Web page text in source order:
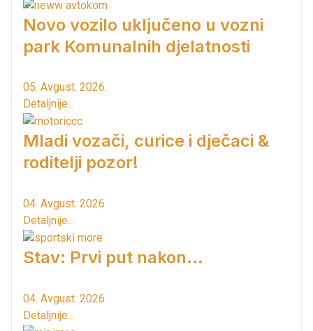
Novo vozilo uključeno u vozni
park Komunalnih djelatnosti
05. Avgust. 2026.
Detaljnije...
Mladi vozači, curice i dječaci &
roditelji pozor!
04. Avgust. 2026.
Detaljnije...
Stav: Prvi put nakon…
04. Avgust. 2026.
Detaljnije...